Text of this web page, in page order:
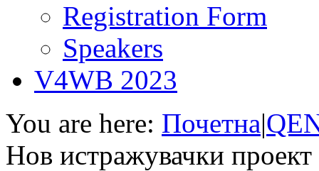
Registration Form
Speakers
V4WB 2023
You are here: Почетна|
Нов истражувачки